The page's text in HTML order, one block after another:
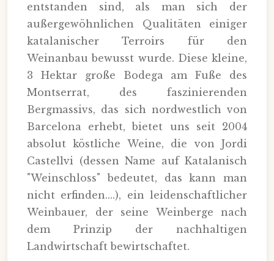
entstanden sind, als man sich der
außergewöhnlichen Qualitäten einiger
katalanischer Terroirs für den
Weinanbau bewusst wurde. Diese kleine,
3 Hektar große Bodega am Fuße des
Montserrat, des faszinierenden
Bergmassivs, das sich nordwestlich von
Barcelona erhebt, bietet uns seit 2004
absolut köstliche Weine, die von Jordi
Castellvi (dessen Name auf Katalanisch
"Weinschloss" bedeutet, das kann man
nicht erfinden....), ein leidenschaftlicher
Weinbauer, der seine Weinberge nach
dem Prinzip der nachhaltigen
Landwirtschaft bewirtschaftet.